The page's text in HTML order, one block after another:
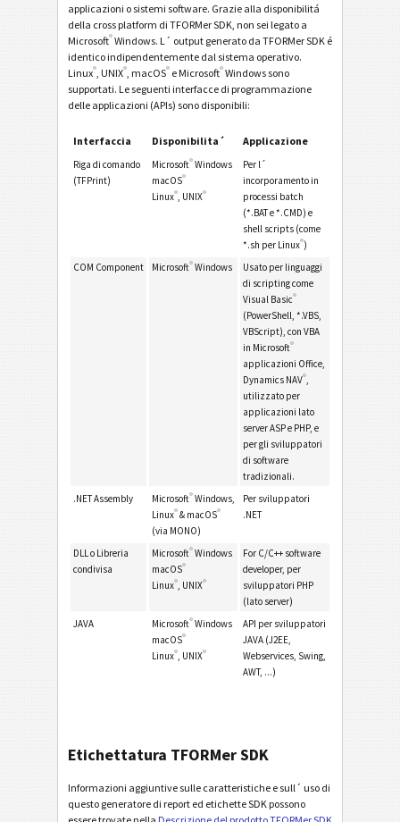
applicazioni o sistemi software. Grazie alla disponibilitá
della cross platform di TFORMer SDK, non sei legato a
Microsoft®Windows. L´ output generato da TFORMer SDK é
identico indipendentemente dal sistema operativo.
Linux® , UNIX® , macOS® e Microsoft®Windows sono
supportati. Le seguenti interfacce di programmazione
delle applicazioni (APIs) sono disponibili:
Interfaccia Disponibilita´ Applicazione
Riga di comando
(TFPrint)
Microsoft®Windows
macOS®
Linux®, UNIX®
Per l´
incorporamento in
processi batch
(*.BAT e *.CMD) e
shell scripts (come
*.sh per Linux®)
COM Component
Microsoft®Windows
Usato per linguaggi
di scripting come
Visual Basic®
(PowerShell, *.VBS,
VBScript), con VBA
in Microsoft®
applicazioni Office,
Dynamics NAV®,
utilizzato per
applicazioni lato
server ASP e PHP, e
per gli sviluppatori
di software
tradizionali.
.NET Assembly
Microsoft®Windows,
Linux®& macOS®
(via MONO)
Per sviluppatori
.NET
DLL o Libreria
condivisa
Microsoft®Windows
macOS®
Linux®, UNIX®
For C/C++ software
developer, per
sviluppatori PHP
(lato server)
JAVA
Microsoft®Windows
macOS®
Linux®, UNIX®
API per sviluppatori
JAVA (J2EE,
Webservices, Swing,
AWT, ...)
Etichettatura TFORMer SDK
Informazioni aggiuntive sulle caratteristiche e sull´ uso di
questo generatore di report ed etichette SDK possono